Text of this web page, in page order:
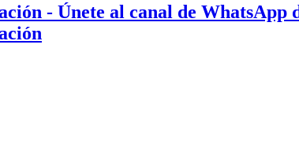
- Únete al canal de WhatsApp